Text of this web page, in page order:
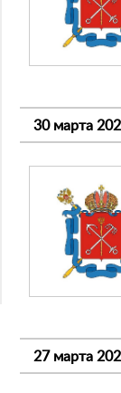
30 марта
27 марта